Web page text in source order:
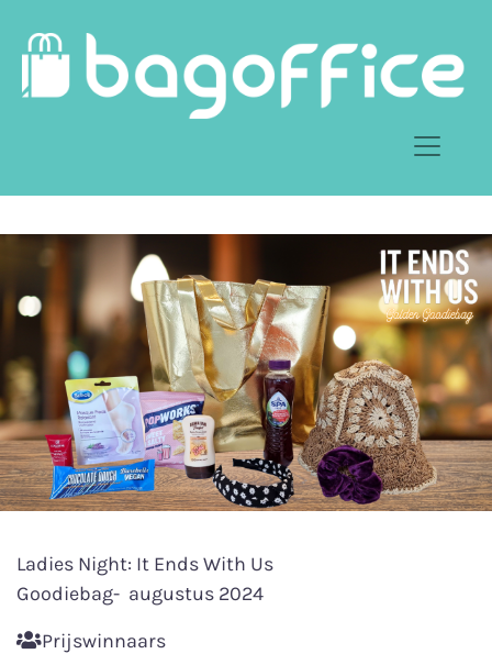
Ladies Night: It Ends With Us
Goodiebag- augustus 2024
Prijswinnaars